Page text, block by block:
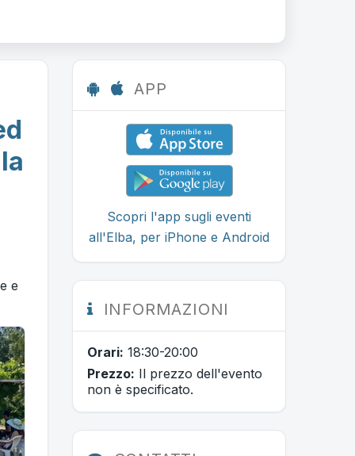
e
APP
Scopri l'app sugli eventi
all'Elba, per iPhone e Android
INFORMAZIONI
Orari: 18:30-20:00
Prezzo: Il prezzo dell'evento
non è specificato.